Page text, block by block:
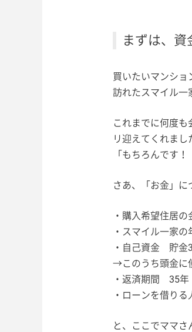
まずは、資
買いたいマンシ
訪れたスマイル一
これまでに何度
リ迎えてくれまし
「もちろんです
さあ、「お金」に
・購入希望住居
・スマイル一家
・自己資金 貯金
→このうち頭金に
・返済期間 35年
・ローンを借りる
と、ここでママさ